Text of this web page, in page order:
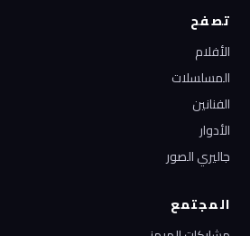
تصفح
الأفلام
المسلسلات
الفنانين
الأدوار
جاليري الصور
المجتمع